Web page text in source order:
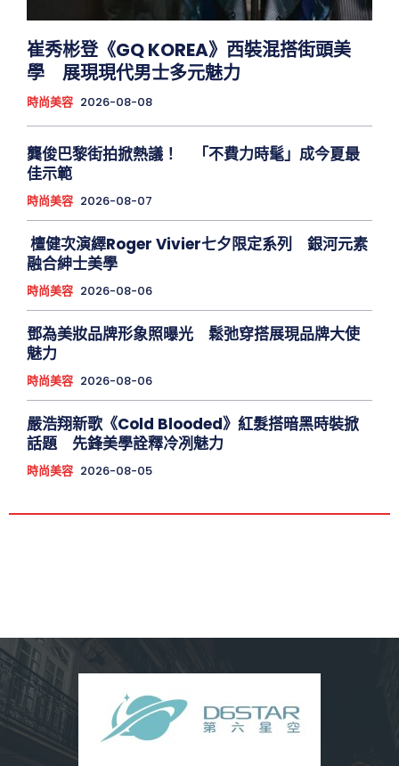
崔秀彬登《GQ KOREA》西裝混搭街頭美
學 展現現代男士多元魅力
時尚美容 2026-08-08
龔俊巴黎街拍掀熱議！ 「不費力時髦」成今夏最
佳示範
時尚美容 2026-08-07
檀健次演繹Roger Vivier七夕限定系列 銀河元素
融合紳士美學
時尚美容 2026-08-06
鄧為美妝品牌形象照曝光 鬆弛穿搭展現品牌大使
魅力
時尚美容 2026-08-06
嚴浩翔新歌《Cold Blooded》紅髮搭暗黑時裝掀
話題 先鋒美學詮釋冷冽魅力
時尚美容 2026-08-05